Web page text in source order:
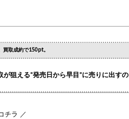
買取成約で150pt。
狙える”発売日から早目”に売りに出すの
チラ ／